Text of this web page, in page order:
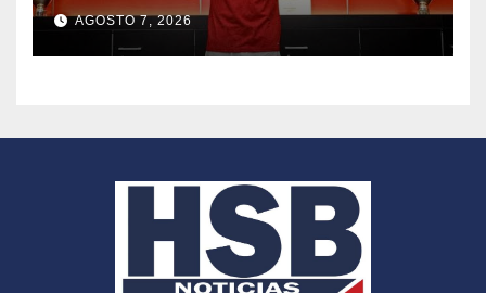
AGOSTO 7, 2026